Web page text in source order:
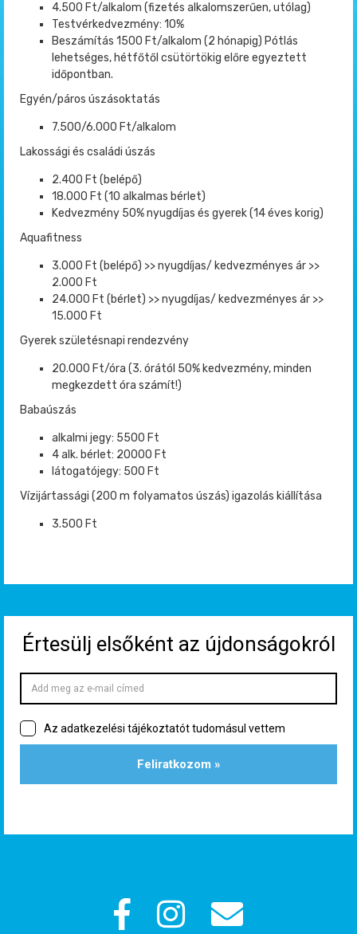
4.500 Ft/alkalom (fizetés alkalomszerűen, utólag)
Testvérkedvezmény: 10%
Beszámítás 1500 Ft/alkalom (2 hónapig) Pótlás
lehetséges, hétfőtől csütörtökig előre egyeztett
időpontban.
Egyén/páros úszásoktatás
7.500/6.000 Ft/alkalom
Lakossági és családi úszás
2.400 Ft (belépő)
18.000 Ft (10 alkalmas bérlet)
Kedvezmény 50% nyugdíjas és gyerek (14 éves korig)
Aquafitness
3.000 Ft (belépő) >> nyugdíjas/ kedvezményes ár >>
2.000 Ft
24.000 Ft (bérlet) >> nyugdíjas/ kedvezményes ár >>
15.000 Ft
Gyerek születésnapi rendezvény
20.000 Ft/óra (3. órától 50% kedvezmény, minden
megkezdett óra számít!)
Babaúszás
alkalmi jegy: 5500 Ft
4 alk. bérlet: 20000 Ft
látogatójegy: 500 Ft
Vízijártassági (200 m folyamatos úszás) igazolás kiállítása
3.500 Ft